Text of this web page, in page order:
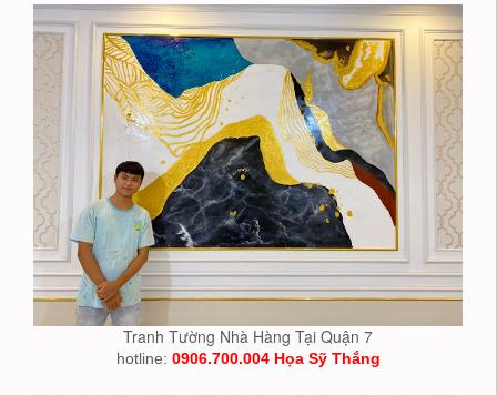
Tranh Tường Nhà Hàng Tại Quận 7
hotline: 0906.700.004 Họa Sỹ Thắng